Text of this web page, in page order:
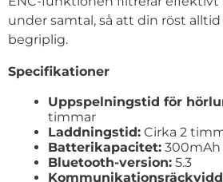
under samtal, så att din röst
begriplig.
Specifikationer
Uppspelningstid för
timmar
Laddningstid: Cirka 2
Batterikapacitet: 300mAh
Bluetooth-version: 5.3